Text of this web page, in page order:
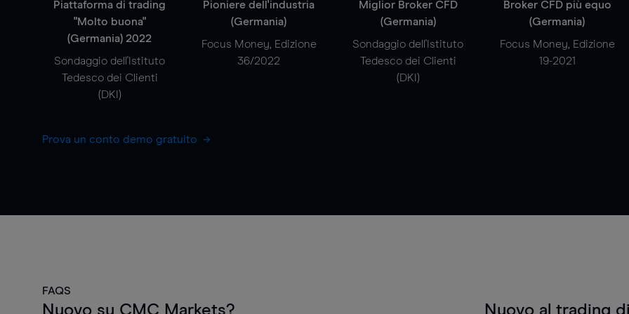
Piattaforma di trading
"Molto buona"
(Germania) 2022
Sondaggio dell'Istituto
Tedesco dei Clienti
(DKI)
Pioniere dell'industria
(Germania)
Focus Money, Edizione
36/2022
Miglior Broker CFD
(Germania)
Sondaggio dell'Istituto
Tedesco dei Clienti
(DKI)
Broker CFD più equo
(Germania)
Focus Money, Edizione
19-2021
Prova un conto demo gratuito
FAQS
Nuovo su CMC Markets? Nuovo al trading